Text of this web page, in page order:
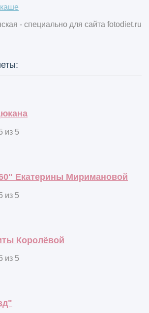
- специально для сайта fotodiet.ru
Екатерины Миримановой
Королёвой